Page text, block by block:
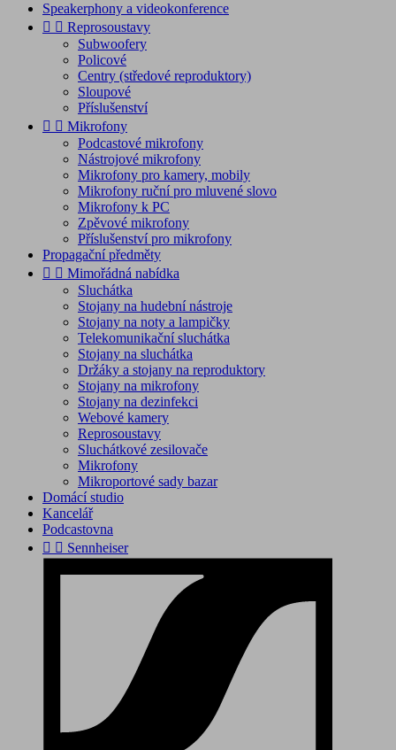
Speakerphony a videokonference
  Reprosoustavy
Subwoofery
Policové
Centry (středové reproduktory)
Sloupové
Příslušenství
  Mikrofony
Podcastové mikrofony
Nástrojové mikrofony
Mikrofony pro kamery, mobily
Mikrofony ruční pro mluvené slovo
Mikrofony k PC
Zpěvové mikrofony
Příslušenství pro mikrofony
Propagační předměty
  Mimořádná nabídka
Sluchátka
Stojany na hudební nástroje
Stojany na noty a lampičky
Telekomunikační sluchátka
Stojany na sluchátka
Držáky a stojany na reproduktory
Stojany na mikrofony
Stojany na dezinfekci
Webové kamery
Reprosoustavy
Sluchátkové zesilovače
Mikrofony
Mikroportové sady bazar
Domácí studio
Kancelář
Podcastovna
  Sennheiser